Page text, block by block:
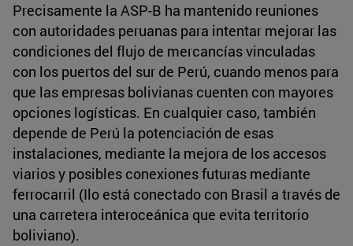
Precisamente la ASP-B ha mantenido reuniones
con autoridades peruanas para intentar mejorar las
condiciones del flujo de mercancías vinculadas
con los puertos del sur de Perú, cuando menos para
que las empresas bolivianas cuenten con mayores
opciones logísticas. En cualquier caso, también
depende de Perú la potenciación de esas
instalaciones, mediante la mejora de los accesos
viarios y posibles conexiones futuras mediante
ferrocarril (Ilo está conectado con Brasil a través de
una carretera interoceánica que evita territorio
boliviano).